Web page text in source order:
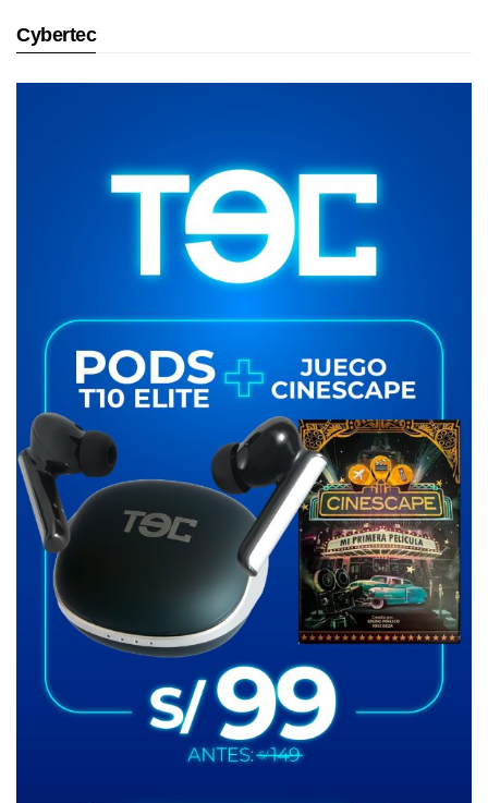
Cybertec